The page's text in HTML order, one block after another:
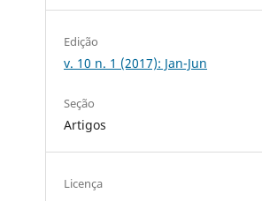
Edição
v. 10 n. 1 (2017): Jan-Jun
Seção
Artigos
Licença